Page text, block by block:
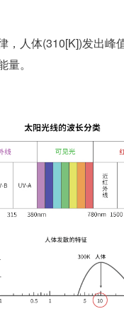
，人体(310[K])发出峰
。